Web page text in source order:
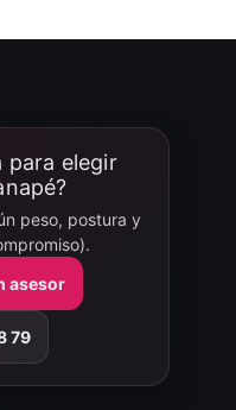
para elegir
peso, postura y
asesor
79